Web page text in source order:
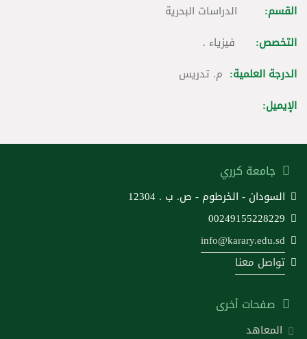
القسم:
الدراسات البحرية
التخصص: فيزياء .
الدرجة العلمية: م. تدريس
الإيميل:
جامعة كرري
السودان - الخرطوم - ص. ب . 12304
00249155228229
info@karary.edu.sd
تواصل معنا
صفحات أخرى
المعاهد